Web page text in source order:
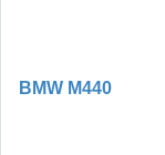
BMW M440